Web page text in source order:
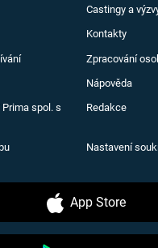
Castingy a
Kontakty
Zpracování
Nápověda
spol. s
Redakce
Nastavení
App Store